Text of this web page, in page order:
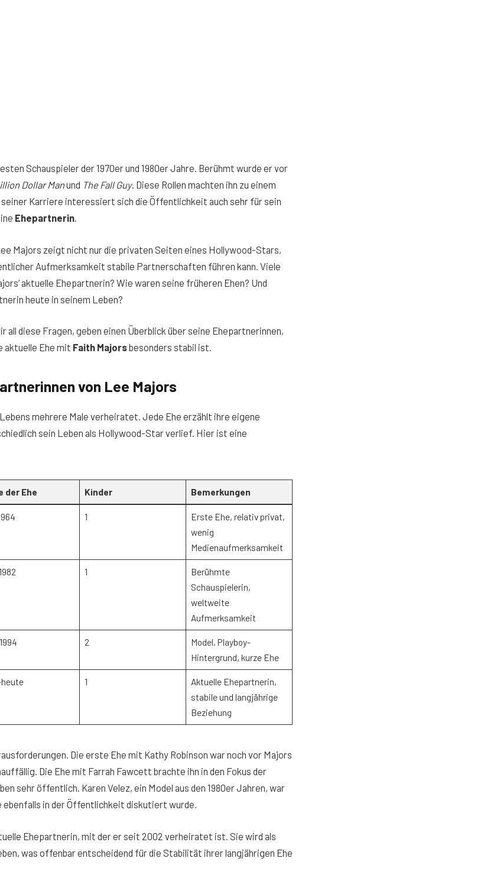
Schauspieler der 1970er und 1980er Jahre. Berühmt wurde er vor
Dollar Manund The Fall Guy. Diese Rollen machten ihn zu einem
Karriere interessiert sich die Öffentlichkeit auch sehr für sein
Ehepartnerin.
Majors zeigt nicht nur die privaten Seiten eines Hollywood-Stars,
Aufmerksamkeit stabile Partnerschaften führen kann. Viele
aktuelle Ehepartnerin? Wie waren seine früheren Ehen? Und
heute in seinem Leben?
diese Fragen, geben einen Überblick über seine Ehepartnerinnen,
aktuelle Ehe mit Faith Majorsbesonders stabil ist.
von Lee Majors
mehrere Male verheiratet. Jede Ehe erzählt ihre eigene
sein Leben als Hollywood-Star verlief. Hier ist eine
der Ehe Kinder Bemerkungen
1
Erste Ehe, relativ privat,
wenig
Medienaufmerksamkeit
1
Berühmte
Schauspielerin,
weltweite
Aufmerksamkeit
2
Model, Playboy-
Hintergrund, kurze Ehe
1
Aktuelle Ehepartnerin,
stabile und langjährige
Beziehung
Die erste Ehe mit Kathy Robinson war noch vor Majors
Die Ehe mit Farrah Fawcett brachte ihn in den Fokus der
sehr öffentlich. Karen Velez, ein Model aus den 1980er Jahren, war
ebenfalls in der Öffentlichkeit diskutiert wurde.
Ehepartnerin, mit der er seit 2002 verheiratet ist. Sie wird als
was offenbar entscheidend für die Stabilität ihrer langjährigen Ehe